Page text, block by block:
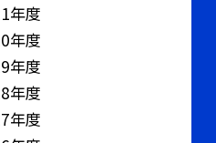
年度
年度
年度
年度
年度